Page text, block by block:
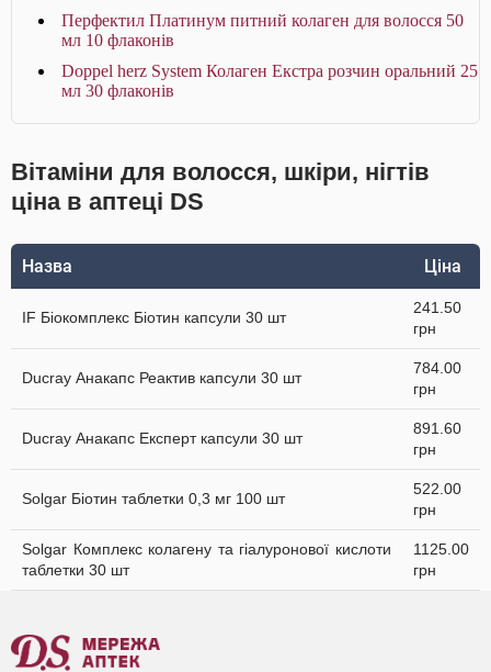
Перфектил Платинум питний колаген для волосся 50
мл 10 флаконів
Doppel herz System Колаген Екстра розчин оральний 25
мл 30 флаконів
Вітаміни для волосся, шкіри, нігтів
ціна в аптеці DS
Назва Ціна
IF Біокомплекс Біотин капсули 30 шт
241.50
грн
Ducray Анакапс Реактив капсули 30 шт
784.00
грн
Ducray Анакапс Експерт капсули 30 шт
891.60
грн
Solgar Біотин таблетки 0,3 мг 100 шт
522.00
грн
Solgar Комплекс колагену та гіалуронової кислоти
таблетки 30 шт
1125.00
грн